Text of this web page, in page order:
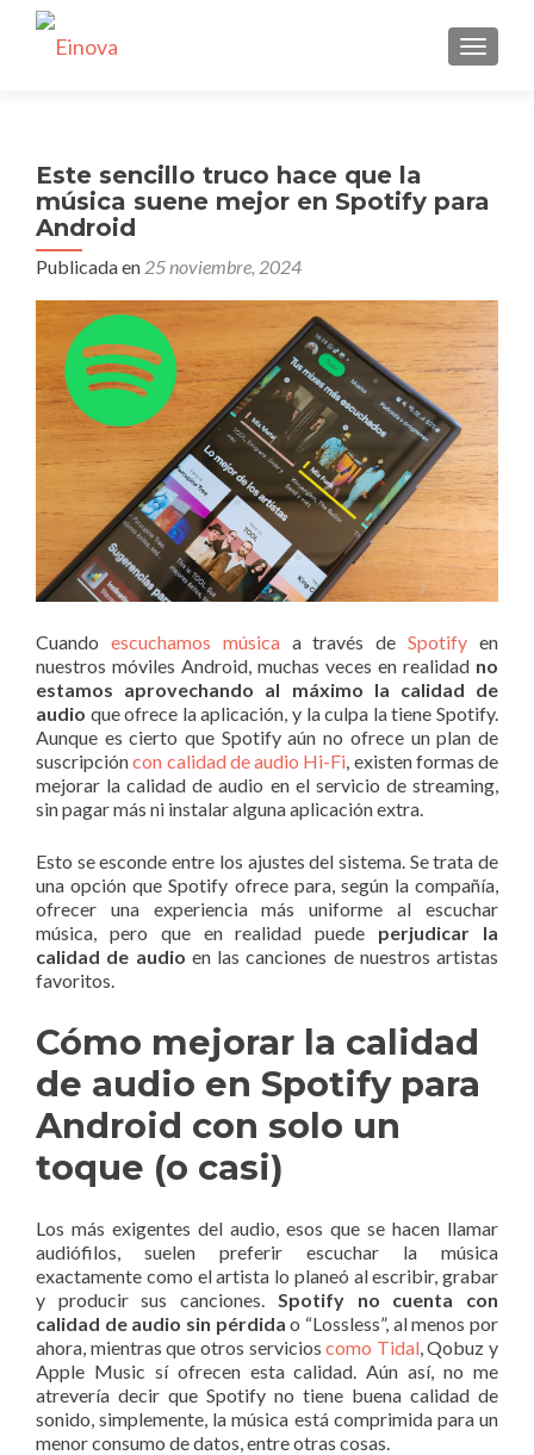
Este sencillo truco hace que la
música suene mejor en Spotify para
Android
Publicada en 25 noviembre, 2024
Cuando escuchamos músicaa través deSpotify en
nuestros móviles Android, muchas veces en realidad no
estamos aprovechando al máximo la calidad de
audio que ofrece la aplicación, y la culpa la tiene Spotify.
Aunque es cierto que Spotify aún no ofrece un plan de
suscripcióncon calidad de audio Hi-Fi , existen formas de
mejorar la calidad de audio en el servicio de streaming,
sin pagar más ni instalar alguna aplicación extra.
Esto se esconde entre los ajustes del sistema. Se trata de
una opción que Spotify ofrece para, según la compañía,
ofrecer una experiencia más uniforme al escuchar
música, pero que en realidad puede perjudicar la
calidad de audio en las canciones de nuestros artistas
favoritos.
Cómo mejorar la calidad
de audio en Spotify para
Android con solo un
toque (o casi)
Los más exigentes del audio, esos que se hacen llamar
audiófilos, suelen preferir escuchar la música
exactamente como el artista lo planeó al escribir, grabar
y producir sus canciones. Spotify no cuenta con
calidad de audio sin pérdida o “Lossless”, al menos por
ahora, mientras que otros servicioscomo Tidal, Qobuz y
Apple Music sí ofrecen esta calidad. Aún así, no me
atrevería decir que Spotify no tiene buena calidad de
sonido, simplemente, la música está comprimida para un
menor consumo de datos, entre otras cosas.